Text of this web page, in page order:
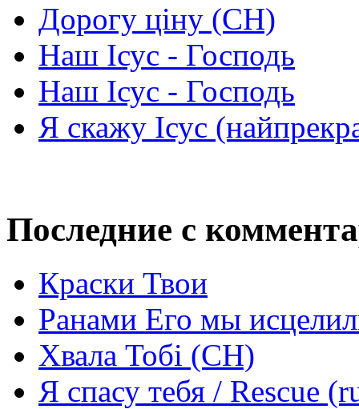
Дорогу ціну (СН)
Наш Ісус - Господь
Наш Ісус - Господь
Я скажу Ісус
Последние с
Краски Твои
Ранами Его мы
Хвала Тобі (СН)
Я спасу тебя / Rescue